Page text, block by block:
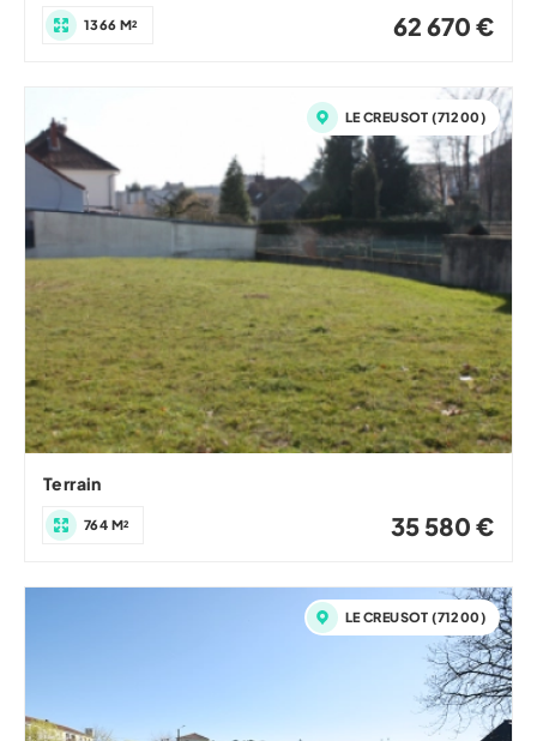
1366 M² 62 670 €
LE CREUSOT (71200)
Terrain
764 M² 35 580 €
LE CREUSOT (71200)